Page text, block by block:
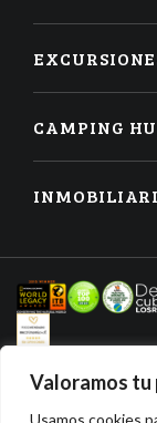
Valoramos tu
Usamos cookies
CAMPING